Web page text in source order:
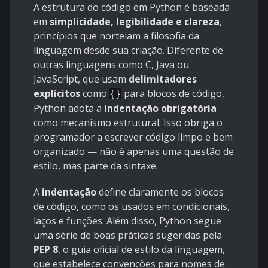
A estrutura do código em Python é baseada
em simplicidade, legibilidade e clareza,
princípios que norteiam a filosofia da
linguagem desde sua criação. Diferente de
outras linguagens como C, Java ou
JavaScript, que usam delimitadores
explícitoscomo {} para blocos de código,
Python adota a indentação obrigatória
como mecanismo estrutural. Isso obriga o
programador a escrever código limpo e bem
organizado — não é apenas uma questão de
estilo, mas parte da sintaxe.
A indentaçãodefine claramente os blocos
de código, como os usados em condicionais,
laços e funções. Além disso, Python segue
uma série de boas práticas sugeridas pela
PEP 8, o guia oficial de estilo da linguagem,
que estabelece convenções para nomes de